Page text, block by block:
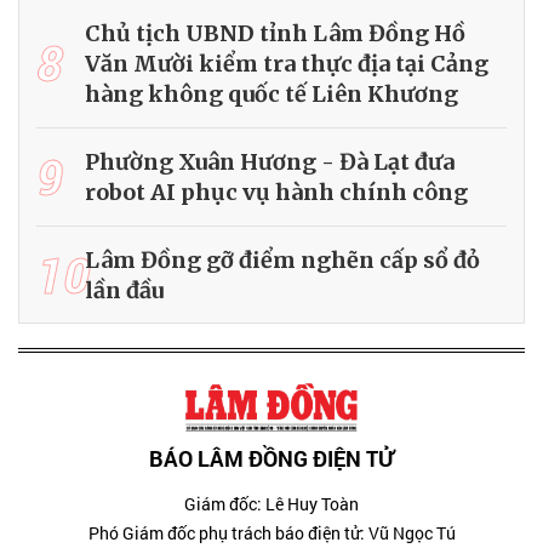
8
Chủ tịch UBND tỉnh Lâm Đồng Hồ
Văn Mười kiểm tra thực địa tại Cảng
hàng không quốc tế Liên Khương
9
Phường Xuân Hương - Đà Lạt đưa
robot AI phục vụ hành chính công
10Lâm Đồng gỡ điểm nghẽn cấp sổ đỏ
lần đầu
BÁO LÂM ĐỒNG ĐIỆN TỬ
Giám đốc: Lê Huy Toàn
Phó Giám đốc phụ trách báo điện tử: Vũ Ngọc Tú